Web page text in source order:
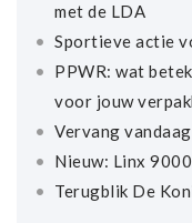
met de LDA
Sportieve actie
PPWR: wat
voor jouw
Vervang
Nieuw: Linx
Terugblik De